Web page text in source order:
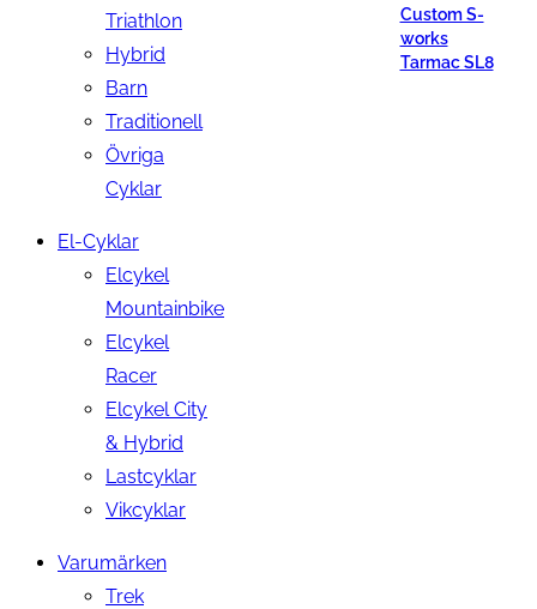
Triathlon
Hybrid
Barn
Traditionell
Övriga
Cyklar
El-Cyklar
Elcykel
Mountainbike
Elcykel
Racer
Elcykel City
& Hybrid
Lastcyklar
Vikcyklar
Varumärken
Trek
Custom S-
works
Tarmac SL8